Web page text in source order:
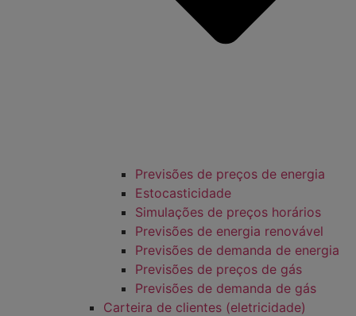
Previsões de preços de energia
Estocasticidade
Simulações de preços horários
Previsões de energia renovável
Previsões de demanda de energia
Previsões de preços de gás
Previsões de demanda de gás
Carteira de clientes (eletricidade)